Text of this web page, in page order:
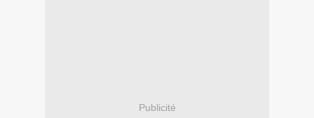
Publicité